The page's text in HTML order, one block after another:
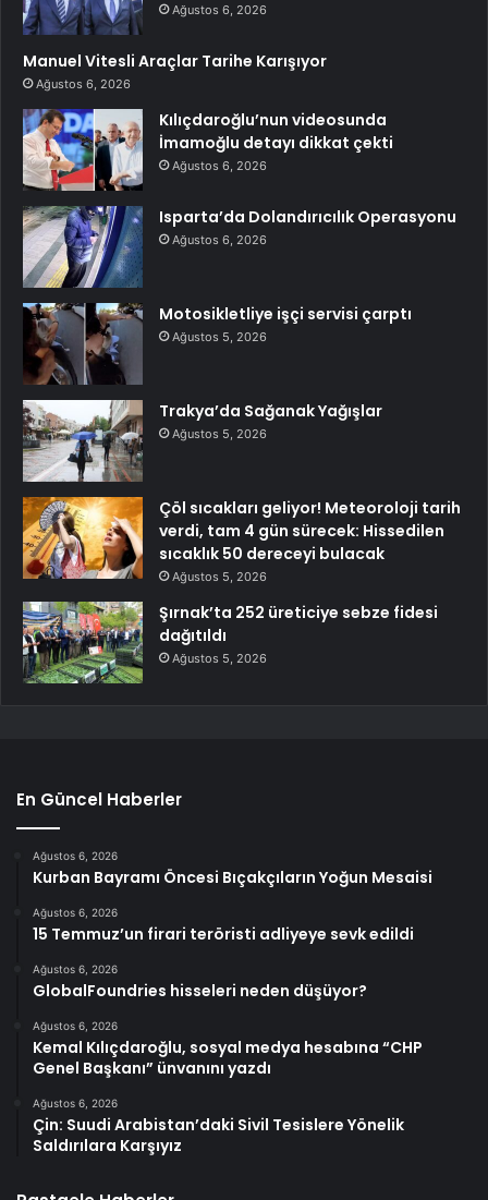
Ağustos 6, 2026
Manuel Vitesli Araçlar Tarihe Karışıyor
Ağustos 6, 2026
Kılıçdaroğlu’nun videosunda
İmamoğlu detayı dikkat çekti
Ağustos 6, 2026
Isparta’da Dolandırıcılık Operasyonu
Ağustos 6, 2026
Motosikletliye işçi servisi çarptı
Ağustos 5, 2026
Trakya’da Sağanak Yağışlar
Ağustos 5, 2026
Çöl sıcakları geliyor! Meteoroloji tarih
verdi, tam 4 gün sürecek: Hissedilen
sıcaklık 50 dereceyi bulacak
Ağustos 5, 2026
Şırnak’ta 252 üreticiye sebze fidesi
dağıtıldı
Ağustos 5, 2026
En Güncel Haberler
Ağustos 6, 2026
Kurban Bayramı Öncesi Bıçakçıların Yoğun Mesaisi
Ağustos 6, 2026
15 Temmuz’un firari teröristi adliyeye sevk edildi
Ağustos 6, 2026
GlobalFoundries hisseleri neden düşüyor?
Ağustos 6, 2026
Kemal Kılıçdaroğlu, sosyal medya hesabına “CHP
Genel Başkanı” ünvanını yazdı
Ağustos 6, 2026
Çin: Suudi Arabistan’daki Sivil Tesislere Yönelik
Saldırılara Karşıyız